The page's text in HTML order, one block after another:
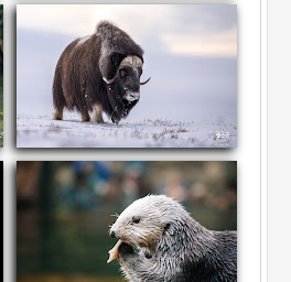
سم العقارب
معلومات عن ثور المسك